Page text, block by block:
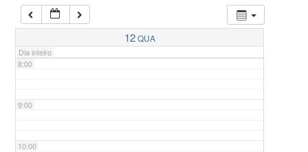
12QUA
Dia inteiro
7:00
8:00
9:00
10:00